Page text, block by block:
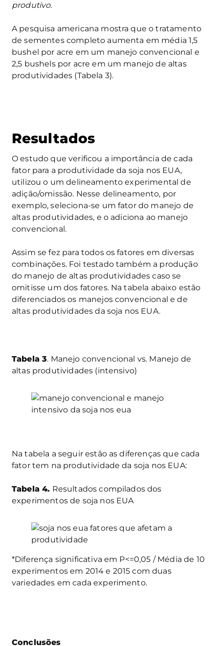
produtivo.
A pesquisa americana mostra que o tratamento
de sementes completo aumenta em média 1,5
bushel por acre em um manejo convencional e
2,5 bushels por acre em um manejo de altas
produtividades (Tabela 3).
Resultados
O estudo que verificou a importância de cada
fator para a produtividade da soja nos EUA,
utilizou o um delineamento experimental de
adição/omissão. Nesse delineamento, por
exemplo, seleciona-se um fator do manejo de
altas produtividades, e o adiciona ao manejo
convencional.
Assim se fez para todos os fatores em diversas
combinações. Foi testado também a produção
do manejo de altas produtividades caso se
omitisse um dos fatores. Na tabela abaixo estão
diferenciados os manejos convencional e de
altas produtividades da soja nos EUA.
Tabela 3. Manejo convencional vs. Manejo de
altas produtividades (intensivo)
Na tabela a seguir estão as diferenças que cada
fator tem na produtividade da soja nos EUA:
Tabela 4. Resultados compilados dos
experimentos de soja nos EUA
*Diferença significativa em P<=0,05 / Média de 10
experimentos em 2014 e 2015 com duas
variedades em cada experimento.
Conclusões